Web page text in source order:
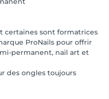
français, italien, anglais
clientèle, de plus,
accessible aux
vous le meilleur de la
certaines sont formatrices
ProNails pour offrir
permanent, nail art et
des ongles toujours